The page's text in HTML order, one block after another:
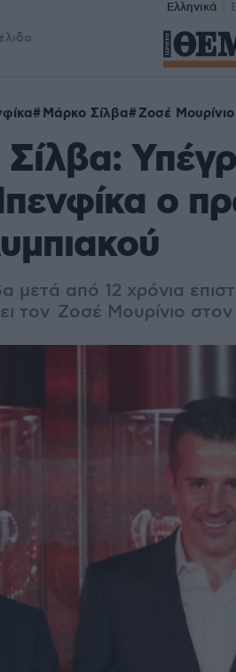
Ελληνικά
Μάρκο Σίλβα Ζοσέ Μουρίνιο
ο
μετά από 12 χρόνια
τον Ζοσέ Μουρίνιο